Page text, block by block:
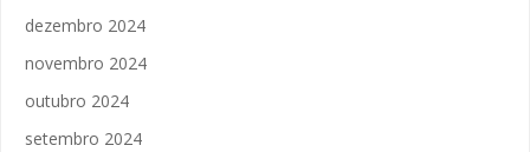
dezembro 2024
novembro 2024
outubro 2024
setembro 2024